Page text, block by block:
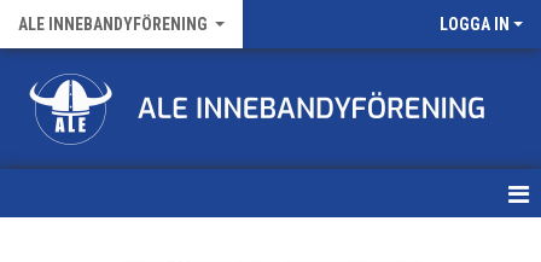
ALE INNEBANDYFÖRENING LOGGA IN